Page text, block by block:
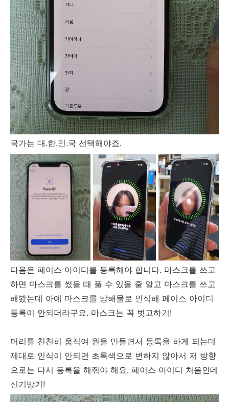
국가는 대.한.민.국 선택해야죠.
다음은 페이스 아이디를 등록해야 합니다. 마스크를 쓰고
하면 마스크를 썼을 때 풀 수 있을 줄 알고 마스크를 쓰고
해봤는데 아예 마스크를 방해물로 인식해 페이스 아이디
등록이 안되더라구요. 마스크는 꼭 벗고하기!
머리를 천천히 움직여 원을 만들면서 등록을 하게 되는데
제대로 인식이 안되면 초록색으로 변하지 않아서 저 방향
으로는 다시 등록을 해줘야 해요. 페이스 아이디 처음인데
신기방기!